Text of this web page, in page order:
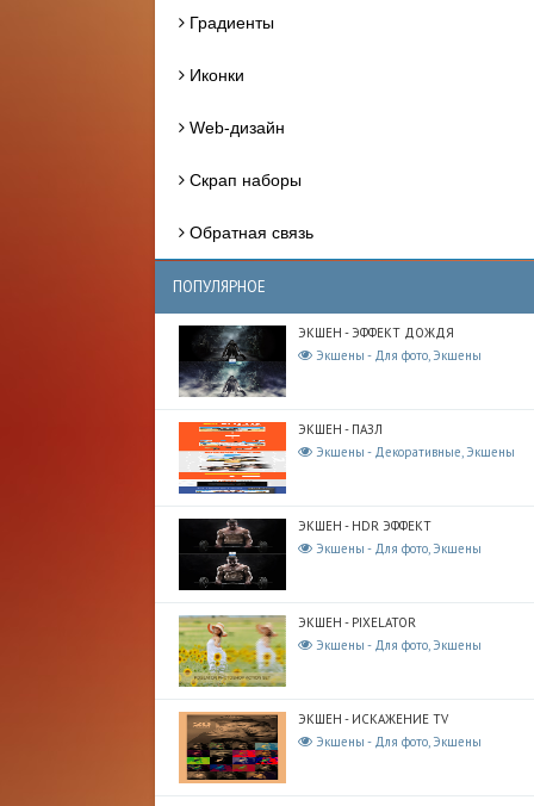
Градиенты
Иконки
Web-дизайн
Скрап наборы
Обратная связь
ПОПУЛЯРНОЕ
ЭКШЕН - ЭФФЕКТ ДОЖДЯ
Экшены - Для фото, Экшены
ЭКШЕН - ПАЗЛ
Экшены - Декоративные, Экшены
ЭКШЕН - HDR ЭФФЕКТ
Экшены - Для фото, Экшены
ЭКШЕН - PIXELATOR
Экшены - Для фото, Экшены
ЭКШЕН - ИСКАЖЕНИЕ TV
Экшены - Для фото, Экшены